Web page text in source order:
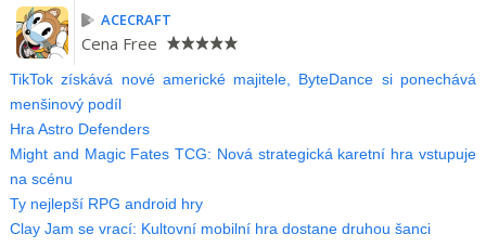
ACECRAFT
Cena Free
TikTok získává nové americké majitele, ByteDance si ponechává
menšinový podíl
Hra Astro Defenders
Might and Magic Fates TCG: Nová strategická karetní hra vstupuje
na scénu
Ty nejlepší RPG android hry
Clay Jam se vrací: Kultovní mobilní hra dostane druhou šanci